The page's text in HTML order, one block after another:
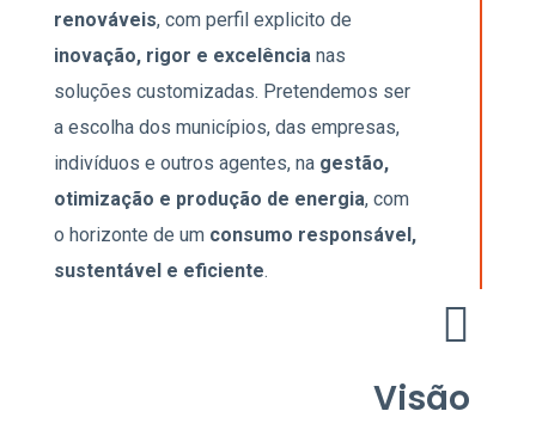
renováveis, com perfil explicito de
inovação, rigor e excelência nas
soluções customizadas. Pretendemos ser
a escolha dos municípios, das empresas,
indivíduos e outros agentes, na gestão,
otimização e produção de energia, com
o horizonte de um consumo responsável,
sustentável e eficiente.
Visão